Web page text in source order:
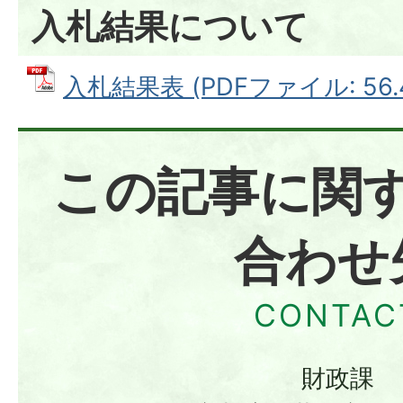
入札結果について
入札結果表 (PDFファイル:
この記事に関
合わせ
財政課